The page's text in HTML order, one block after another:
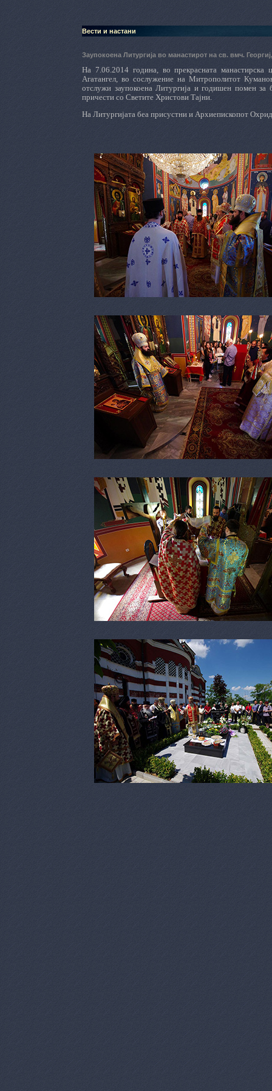
Вести и настани
Заупокоена Литургија во манастирот на св. вмч.
На 7.06.2014 година, во прекрасната
Агатангел, во сослужение на Митрополитот
отслужи заупокоена Литургија и годишен помен
причести со Светите Христови Тајни.
На Литургијата беа присустни и Архиепископот